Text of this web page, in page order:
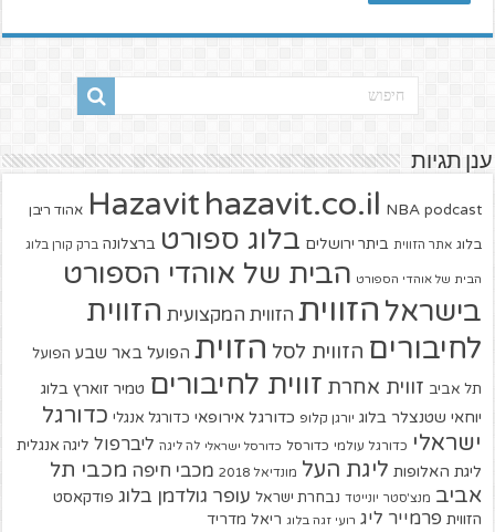
ענן תגיות
Hazavit hazavit.co.il NBA podcast אהוד ריבן
בלוג אתר הזווית ביתר ירושלים בלוג ספורט ברצלונה ברק קורן בלוג
הבית של אוהדי הספורט הבית של אוהדי הספורט
בישראל הזווית הזווית המקצועית הזווית
לחיבורים הזווית לסל הזוית הפועל באר שבע הפועל
תל אביב זווית אחרת זווית לחיבורים טמיר זוארץ בלוג
יוחאי שטנצלר בלוג יורגן קלופ כדורגל אירופאי כדורגל אנגלי כדורגל
ישראלי כדורגל עולמי כדורסל כדורסל ישראלי לה ליגה ליברפול ליגה אנגלית
ליגת האלופות ליגת העל מונדיאל 2018 מכבי חיפה מכבי תל
אביב מנצ'סטר יונייטד נבחרת ישראל עופר גולדמן בלוג פודקאסט
הזווית פרמייר ליג רועי זגה בלוג ריאל מדריד